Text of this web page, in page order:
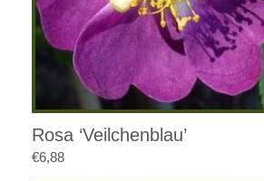
Rosa ‘Veilchenblau’
€6,88